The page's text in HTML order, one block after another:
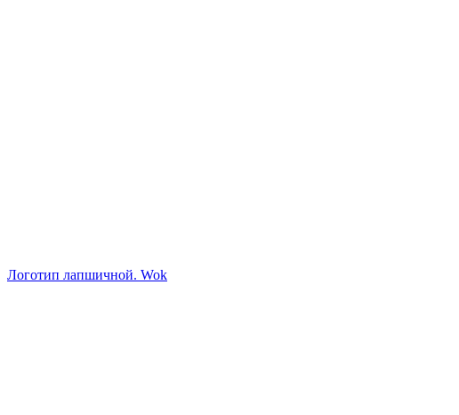
Логотип лапшичной. Wok